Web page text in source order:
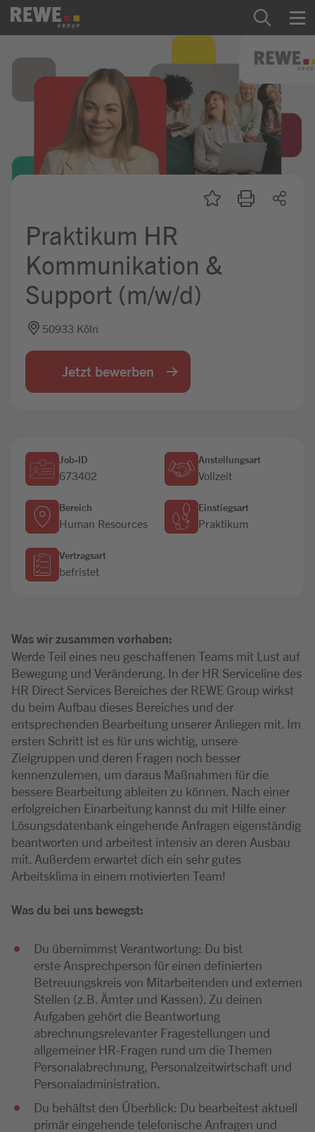
Zum Inhalt springen
Startseite
REWE Group als Arbeitgeber
Ausbildung & Studium
Praktikum & Werkstudium
Mein Kandidat:innenprofil
Praktikum HR
Kommunikation &
Support (m/w/d)
50933 Köln
Jetzt bewerben
Job-ID
673402
Anstellungsart
Vollzeit
Bereich
Human Resources
Einstiegsart
Praktikum
Vertragsart
befristet
Was wir zusammen vorhaben:
Werde Teil eines neu geschaffenen Teams mit Lust auf
Bewegung und Veränderung. In der HR Serviceline des
HR Direct Services Bereiches der REWE Group wirkst
du beim Aufbau dieses Bereiches und der
entsprechenden Bearbeitung unserer Anliegen mit. Im
ersten Schritt ist es für uns wichtig, unsere
Zielgruppen und deren Fragen noch besser
kennenzulernen, um daraus Maßnahmen für die
bessere Bearbeitung ableiten zu können. Nach einer
erfolgreichen Einarbeitung kannst du mit Hilfe einer
Lösungsdatenbank eingehende Anfragen eigenständig
beantworten und arbeitest intensiv an deren Ausbau
mit. Außerdem erwartet dich ein sehr gutes
Arbeitsklima in einem motivierten Team!
Was du bei uns bewegst:
Du übernimmst Verantwortung: Du bist
erste Ansprechperson für einen definierten
Betreuungskreis von Mitarbeitenden und externen
Stellen (z.B. Ämter und Kassen). Zu deinen
Aufgaben gehört die Beantwortung
abrechnungsrelevanter Fragestellungen und
allgemeiner HR-Fragen rund um die Themen
Personalabrechnung, Personalzeitwirtschaft und
Personaladministration.
Du behältst den Überblick: Du bearbeitest aktuell
primär eingehende telefonische Anfragen und